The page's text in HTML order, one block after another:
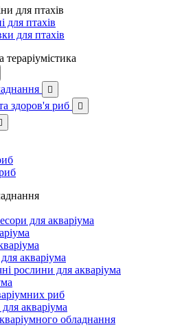
для птахів
для птахів
для птахів
тераріумістика

здоров'я риб 
для акваріума
акваріума
рослини для акваріума
риб
акваріума
обладнання